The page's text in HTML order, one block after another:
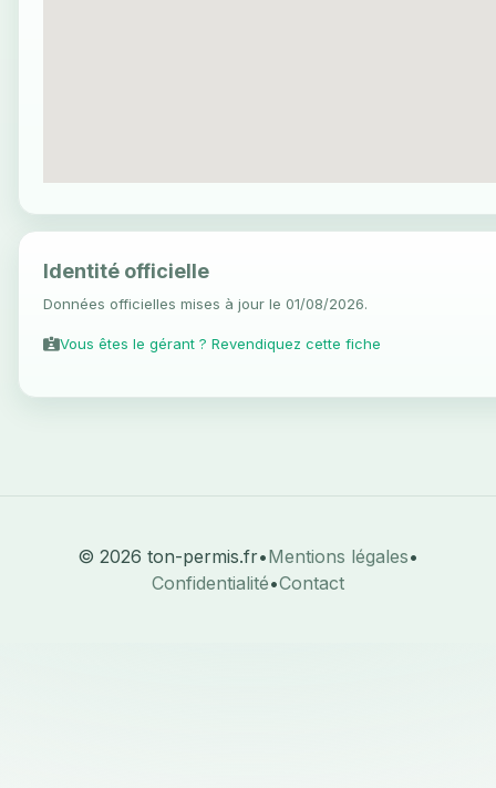
Identité officielle
Données officielles mises à jour le 01/08/2026.
Vous êtes le gérant ? Revendiquez cette fiche
© 2026 ton-permis.fr•Mentions légales•
Confidentialité•Contact